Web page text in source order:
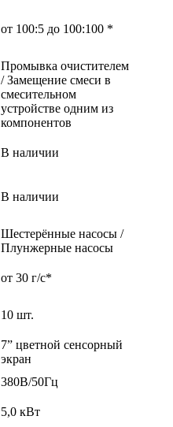
от 100:5 до 100:100 *
Промывка очистителем
/ Замещение смеси в
смесительном
устройстве одним из
компонентов
В наличии
В наличии
Шестерённые насосы /
Плунжерные насосы
от 30 г/с*
10 шт.
7” цветной сенсорный
экран
380В/50Гц
5,0 кВт